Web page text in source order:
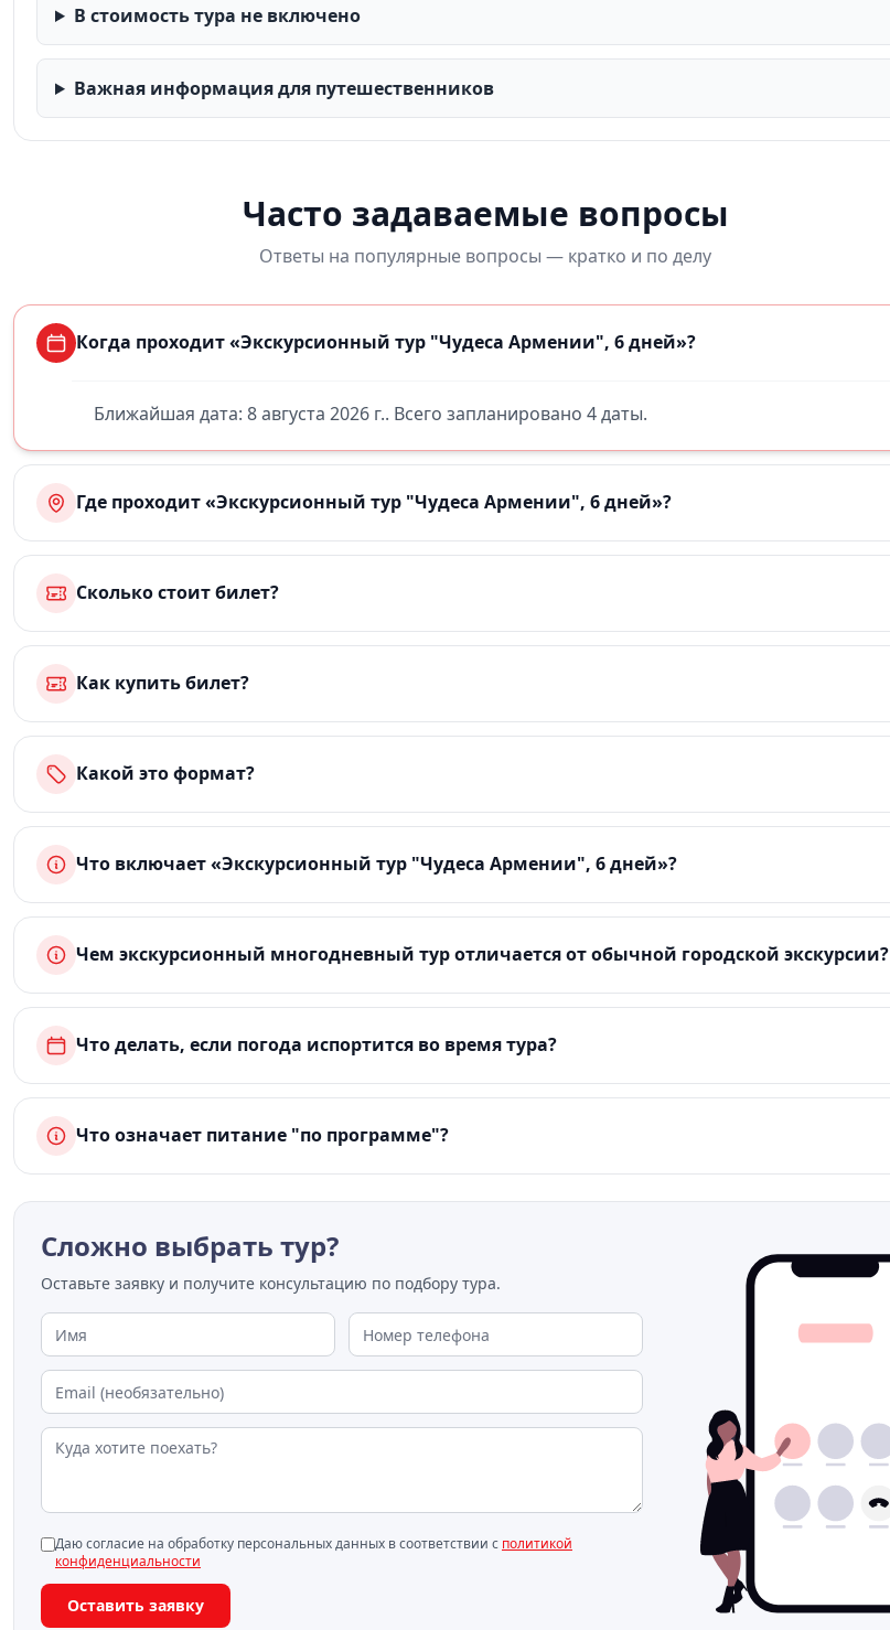
В стоимость тура не включено
Важная информация для путешественников
Часто задаваемые вопросы
Ответы на популярные вопросы — кратко и по делу
Когда проходит «Экскурсионный тур "Чудеса Армении", 6 дней»?
Ближайшая дата: 8 августа 2026 г.. Всего запланировано 4 даты.
Где проходит «Экскурсионный тур "Чудеса Армении", 6 дней»?
Сколько стоит билет?
Как купить билет?
Какой это формат?
Что включает «Экскурсионный тур "Чудеса Армении", 6 дней»?
Чем экскурсионный многодневный тур отличается от обычной городской экскурсии?
Что делать, если погода испортится во время тура?
Что означает питание "по программе"?
Сложно выбрать тур?
Оставьте заявку и получите консультацию по подбору тура.
Даю согласие на обработку персональных данных в соответствии с политикой
конфиденциальности
Оставить заявку